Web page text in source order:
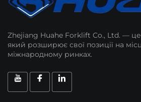
Zhejiang Huahe Forklift Co., Ltd. —
який розширює свої позиції на
міжнародному ринках.